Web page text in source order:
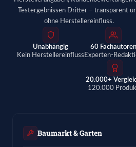
Testergebnissen Dritter – transparent
ohne Herstellereinfluss.
Unabhängig
Kein Herstellereinfluss
60 Fachautoren
Experten-
20.000+
120.000
Baumarkt & Garten